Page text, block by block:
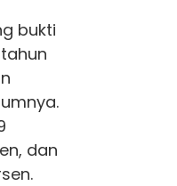
bukti
dan